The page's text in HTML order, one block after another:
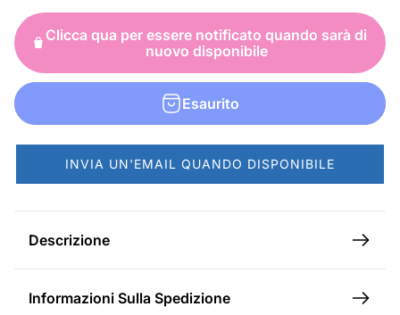
o
n
o
r
m
a
l
Clicca qua per essere notificato quando sarà di
nuovo disponibile
Esaurito
INVIA UN'EMAIL QUANDO DISPONIBILE
Descrizione
Informazioni Sulla Spedizione